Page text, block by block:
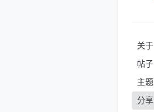
关于
帖子
主题
分享